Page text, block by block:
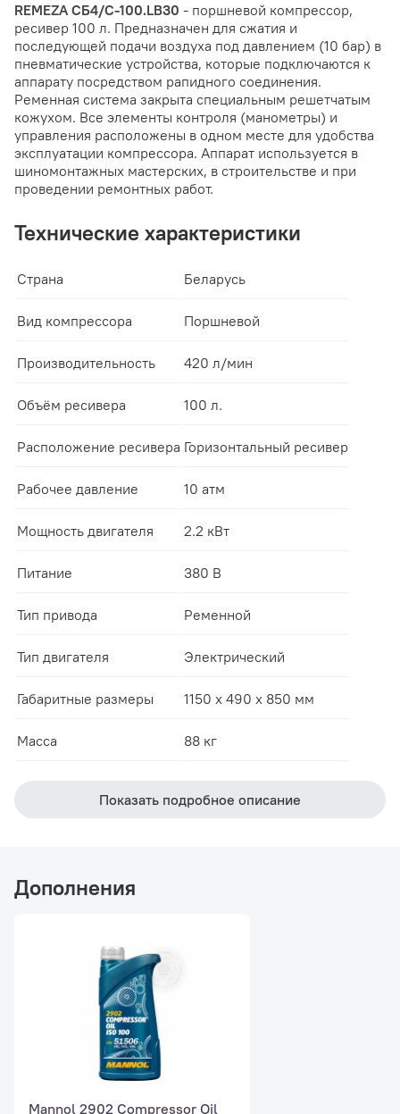
REMEZA СБ4/С-100.LB30 - поршневой компрессор,
ресивер 100 л. Предназначен для сжатия и
последующей подачи воздуха под давлением (10 бар) в
пневматические устройства, которые подключаются к
аппарату посредством рапидного соединения.
Ременная система закрыта специальным решетчатым
кожухом. Все элементы контроля (манометры) и
управления расположены в одном месте для удобства
эксплуатации компрессора. Аппарат используется в
шиномонтажных мастерских, в строительстве и при
проведении ремонтных работ.
Технические характеристики
Страна Беларусь
Вид компрессора Поршневой
Производительность 420 л/мин
Объём ресивера 100 л.
Расположение ресивера Горизонтальный ресивер
Рабочее давление 10 атм
Мощность двигателя 2.2 кВт
Питание 380 В
Тип привода Ременной
Тип двигателя Электрический
Габаритные размеры 1150 х 490 х 850 мм
Масса 88 кг
Показать подробное описание
Дополнения
Mannol 2902 Compressor Oil